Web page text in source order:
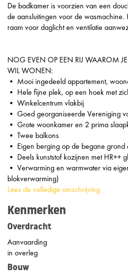
De badkamer is voorzien van een
de aansluitingen voor de wasmachine.
raam voor daglicht en ventilatie
NOG EVEN OP EEN RIJ WAAROM
WIL WONEN:
• Mooi ingedeeld appartement,
• Hele fijne plek, op een hoek met
• Winkelcentrum vlakbij
• Goed georganiseerde Vereniging
• Grote woonkamer en 2 prima
• Twee balkons
• Eigen berging op de begane grond
• Deels kunststof kozijnen met HR++
• Verwarming en warmwater via
blokverwarming)
Lees de volledige omschrijving
Kenmerken
Overdracht
Aanvaarding
in overleg
Bouw